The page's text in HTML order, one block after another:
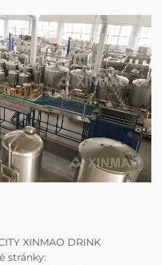
XINMAO DRINK
stránky: